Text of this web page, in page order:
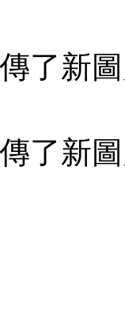
傳了新
傳了新